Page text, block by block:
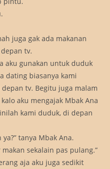
juga gak ada makanan
tv.
aku gunakan untuk duduk
dating biasanya kami
tv. Begitu juga malam
aku mengajak Mbak Ana
kami duduk, di depan
tanya Mbak Ana.
sekalain pas pulang.”
aja aku juga sedikit